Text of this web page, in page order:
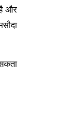
और